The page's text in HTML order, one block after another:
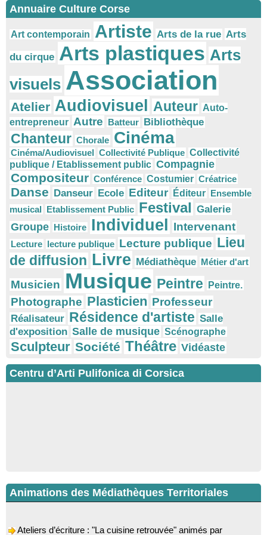
Annuaire Culture Corse
Art contemporain Artiste Arts de la rue Arts
du cirque Arts plastiques Arts
visuels Association
Atelier Audiovisuel Auteur Auto-
entrepreneur Autre Batteur Bibliothèque
Chanteur Chorale Cinéma
Cinéma/Audiovisuel Collectivité Publique Collectivité
publique / Etablissement public Compagnie
Compositeur Conférence Costumier Créatrice
Danse Danseur Ecole Editeur Éditeur Ensemble
musical Etablissement Public Festival Galerie
Groupe Histoire Individuel Intervenant
Lecture lecture publique Lecture publique Lieu
de diffusion Livre Médiathèque Métier d'art
Musicien Musique Peintre Peintre.
Photographe Plasticien Professeur
Réalisateur Résidence d'artiste Salle
d'exposition Salle de musique Scénographe
Sculpteur Société Théâtre Vidéaste
Centru d’Arti Pulifonica di Corsica
Animations des Médiathèques Territoriales